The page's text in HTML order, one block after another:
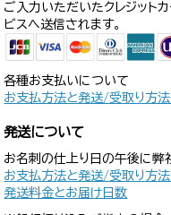
ご入力いただいたクレジット
ビスへ送信されます。
各種お支払いについて
お支払方法と発送/受取り方
発送について
お名刺の仕上り日の午後に弊
お支払方法と発送/受取り方
発送料金とお届け日数